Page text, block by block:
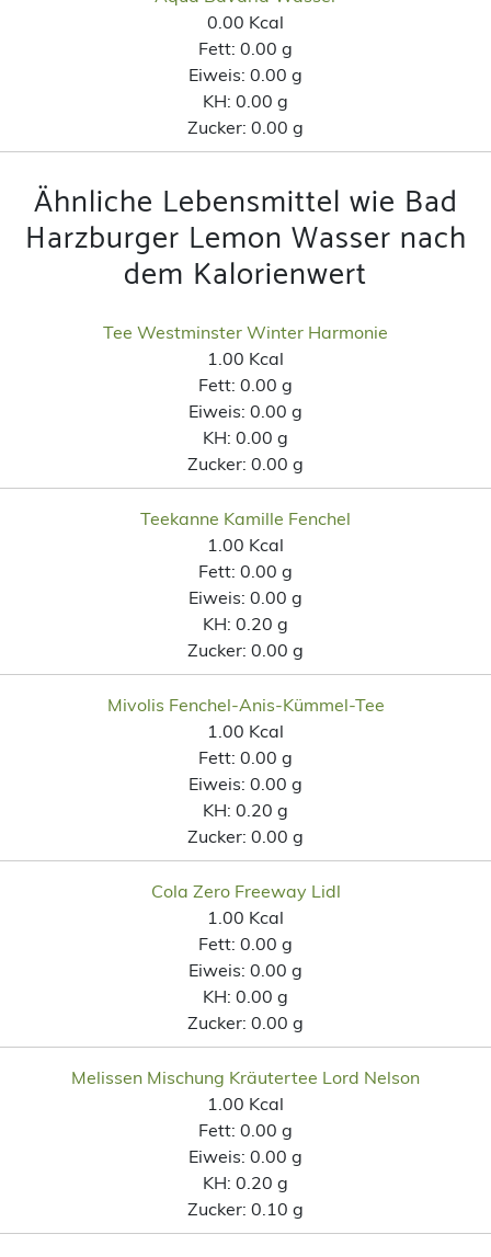
0.00 Kcal
Fett: 0.00 g
Eiweis: 0.00 g
KH: 0.00 g
Zucker: 0.00 g
Ähnliche Lebensmittel wie Bad
Harzburger Lemon Wasser nach
dem Kalorienwert
Tee Westminster Winter Harmonie
1.00 Kcal
Fett: 0.00 g
Eiweis: 0.00 g
KH: 0.00 g
Zucker: 0.00 g
Teekanne Kamille Fenchel
1.00 Kcal
Fett: 0.00 g
Eiweis: 0.00 g
KH: 0.20 g
Zucker: 0.00 g
Mivolis Fenchel-Anis-Kümmel-Tee
1.00 Kcal
Fett: 0.00 g
Eiweis: 0.00 g
KH: 0.20 g
Zucker: 0.00 g
Cola Zero Freeway Lidl
1.00 Kcal
Fett: 0.00 g
Eiweis: 0.00 g
KH: 0.00 g
Zucker: 0.00 g
Melissen Mischung Kräutertee Lord Nelson
1.00 Kcal
Fett: 0.00 g
Eiweis: 0.00 g
KH: 0.20 g
Zucker: 0.10 g